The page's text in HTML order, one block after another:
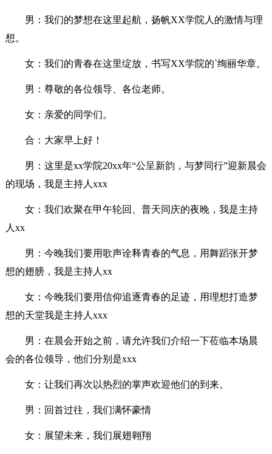
男：我们的梦想在这里起航，扬帆XX学院人的激情与理
想。
女：我们的青春在这里绽放，书写XX学院的`绚丽华章。
男：尊敬的各位领导、各位老师。
女：亲爱的同学们。
合：大家早上好！
男：这里是xx学院20xx年“公呈新韵，与梦同行”迎新晨会
的现场，我是主持人xxx
女：我们欢聚在甲午轮回、普天同庆的夜晚，我是主持
人xx
男：今晚我们要用歌声诠释青春的气息，用舞蹈张开梦
想的翅膀，我是主持人xx
女：今晚我们要用信仰追逐青春的足迹，用理想打造梦
想的天堂我是主持人xxx
男：在晨会开始之前，请允许我们介绍一下莅临本场晨
会的各位领导，他们分别是xxx
女：让我们再次以热烈的掌声欢迎他们的到来。
男：回首过往，我们满怀豪情
女：展望未来，我们展翅翱翔